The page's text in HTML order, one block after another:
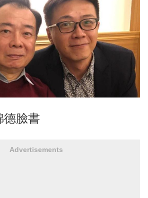
德臉書
Advertisements